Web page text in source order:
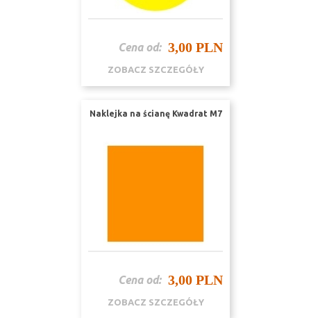
Cena od: 3,00 PLN
ZOBACZ SZCZEGÓŁY
Naklejka na ścianę Kwadrat M7
Cena od: 3,00 PLN
ZOBACZ SZCZEGÓŁY